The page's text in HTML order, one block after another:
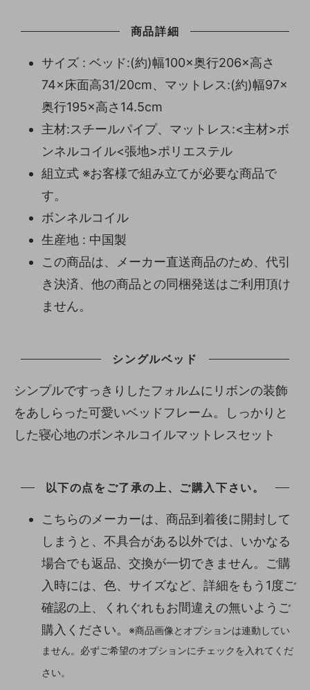
商品詳細
サイズ : ベッド:(約)幅100×奥行206×高さ
74×床面高31/20cm、マットレス:(約)幅97×
奥行195×高さ14.5cm
主材:スチールパイプ、マットレス:<主材>ボ
ンネルコイル<張地>ポリエステル
組立式 ※お客様で組み立てが必要な商品で
す。
ボンネルコイル
生産地 : 中国製
この商品は、メーカー直送商品のため、代引
き決済、他の商品との同梱発送はご利用頂け
ません。
シングルベッド
シンプルですっきりしたフォルムにリボンの装飾
をあしらった可愛いベッドフレーム。しっかりと
した寝心地のボンネルコイルマットレスセット
以下の点をご了承の上、ご購入下さい。
こちらのメーカーは、商品到着後に開封して
しまうと、不具合がある以外では、いかなる
場合でも返品、交換が一切できません。ご購
入時には、色、サイズなど、詳細をもう1度ご
確認の上、くれぐれもお間違えの無いようご
購入ください。
※商品画像とオプションは連動してい
ません。必ずご希望のオプションにチェックを入れてくだ
さい。